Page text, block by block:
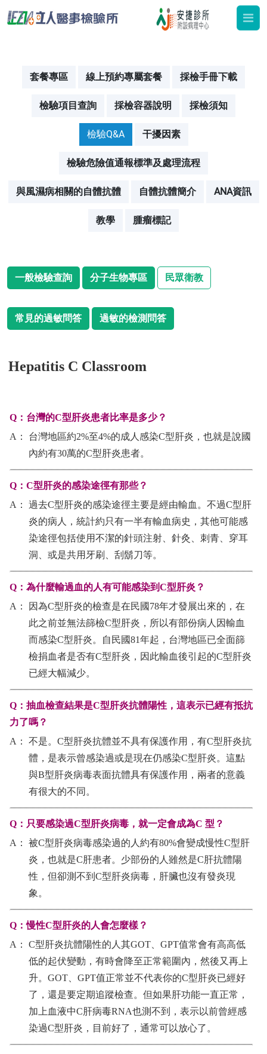
套餐專區 線上預約專屬套餐 採檢手冊下載
檢驗項目查詢 採檢容器說明 採檢須知
檢驗Q&A 干擾因素
檢驗危險值通報標準及處理流程
與風濕病相關的自體抗體 自體抗體簡介 ANA資訊
教學 腫瘤標記
一般檢驗查詢 分子生物專區 民眾衛教
常見的過敏問答 過敏的檢測問答